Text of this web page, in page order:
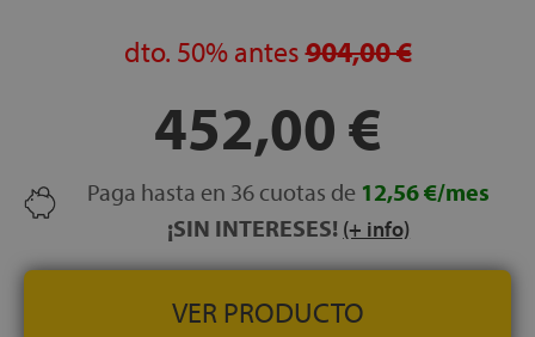
antiácaros para un descanso más saludable.
CARAS DEL COLCHÓN: Mismo tejido en ambas caras;
TAPICERÍA EXTERIOR: Tejido Stretch Premium de alto
ACABADOS: Tack&Jump, doble burlete cosido,
+/- 26,5 cm.
dto. 50% antes904,00 €
452,00 €
Paga hasta en 36 cuotas de 12,56 €/mes
¡SIN INTERESES! (+ info)
VER PRODUCTO